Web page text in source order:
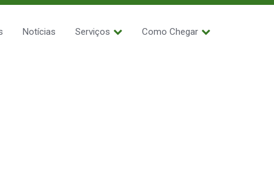
Notícias Serviços Como Chegar